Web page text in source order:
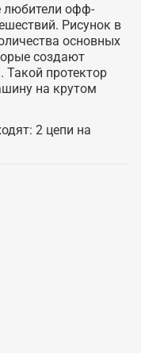
любители офф-
Рисунок в
основных
создают
Такой протектор
на крутом
2 цепи на